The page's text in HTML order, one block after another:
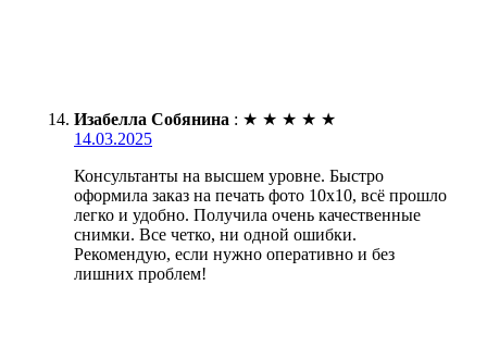
Изабелла Собянина : ★ ★ ★ ★ ★
14.03.2025
Консультанты на высшем уровне. Быстро
оформила заказ на печать фото 10х10, всё прошло
легко и удобно. Получила очень качественные
снимки. Все четко, ни одной ошибки.
Рекомендую, если нужно оперативно и без
лишних проблем!